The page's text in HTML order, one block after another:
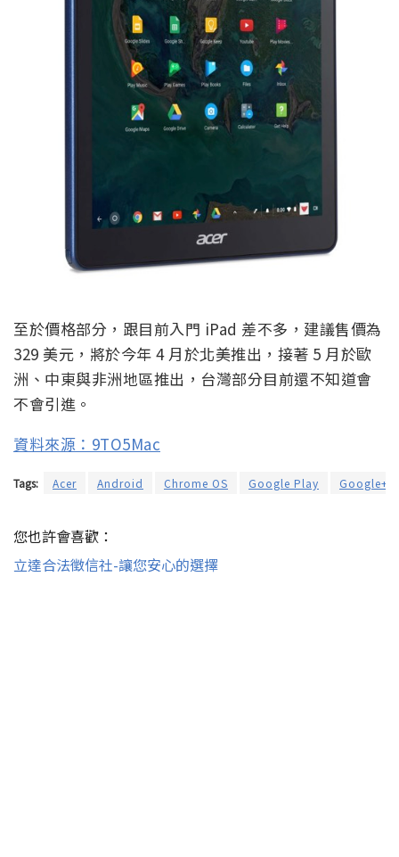
至於價格部分，跟目前入門 iPad 差不多，建議售價為
329 美元，將於今年 4 月於北美推出，接著 5 月於歐
洲、中東與非洲地區推出，台灣部分目前還不知道會
不會引進。
資料來源：9TO5Mac
Tags: Acer Android Chrome OS Google Play Google+
您也許會喜歡：
立達合法徵信社-讓您安心的選擇